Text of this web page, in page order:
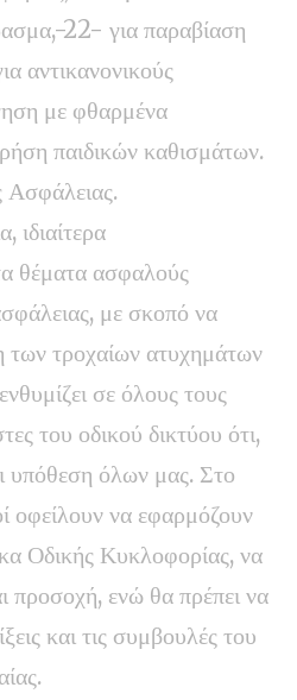
22- για παραβίαση
αντικανονικούς
με φθαρμένα
παιδικών καθισμάτων.
Ασφάλειας.
ιδιαίτερα
θέματα ασφαλούς
με σκοπό να
των τροχαίων ατυχημάτων
σε όλους τους
του οδικού δικτύου ότι,
υπόθεση όλων μας. Στο
οφείλουν να εφαρμόζουν
Οδικής Κυκλοφορίας, να
προσοχή, ενώ θα πρέπει να
και τις συμβουλές του